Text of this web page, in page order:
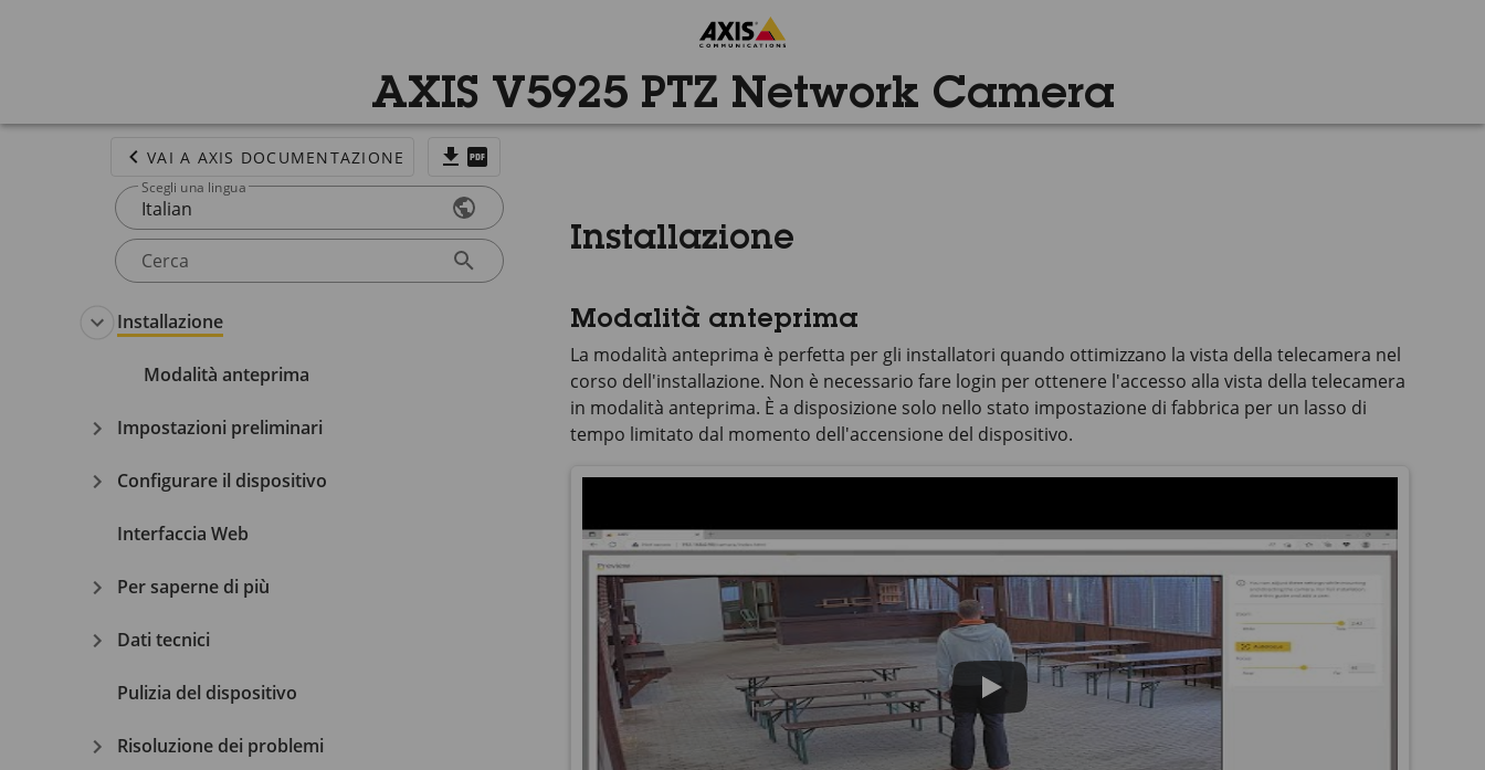
AXIS V5925 PTZ Network Camera
VAI A AXIS DOCUMENTAZIONE
Scegli una lingua
Italian
Cerca
Installazione
Modalità anteprima
Impostazioni preliminari
Configurare il dispositivo
Interfaccia Web
Per saperne di più
Dati tecnici
Pulizia del dispositivo
Risoluzione dei problemi
Installazione
Modalità anteprima
La modalità anteprima è perfetta per gli installatori quando ottimizzano la vista della telecamera nel
corso dell'installazione. Non è necessario fare login per ottenere l'accesso alla vista della telecamera
in modalità anteprima. È a disposizione solo nello stato impostazione di fabbrica per un lasso di
tempo limitato dal momento dell'accensione del dispositivo.